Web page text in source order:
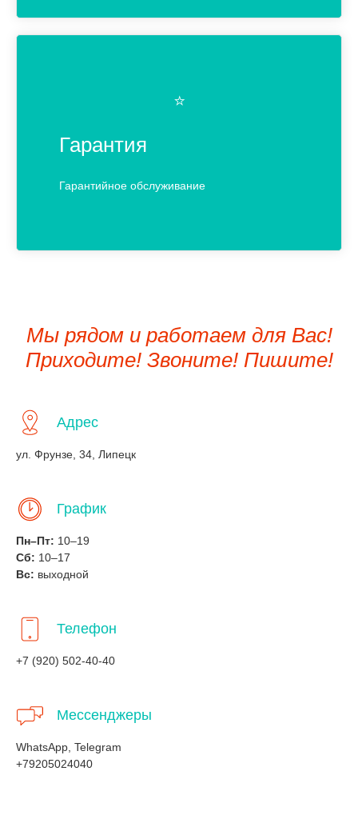
⭐️
Гарантия
Гарантийное обслуживание
Мы рядом и работаем для Вас!
Приходите! Звоните! Пишите!
Адрес
ул. Фрунзе, 34, Липецк
График
Пн–Пт: 10–19
Сб: 10–17
Вс: выходной
Телефон
+7 (920) 502-40-40
Мессенджеры
WhatsApp, Telegram
+79205024040